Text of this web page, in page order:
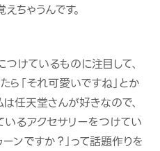
ちゃうんです。
けているものに注目して、
ら「それ可愛いですね」とか
任天堂さんが好きなので、
いるアクセサリーをつけてい
ンですか？」って話題作りを